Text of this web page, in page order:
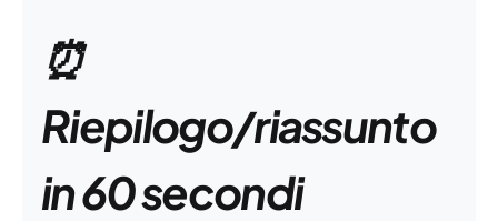
⏰
Riepilogo/riassunto
in 60 secondi